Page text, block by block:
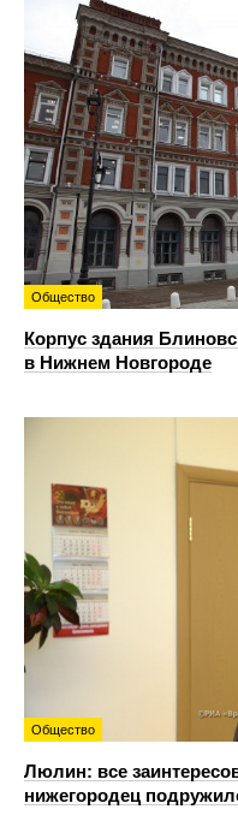
Общество
Корпус здания
в Нижнем Новгороде
Общество
Люлин: все
нижегородец